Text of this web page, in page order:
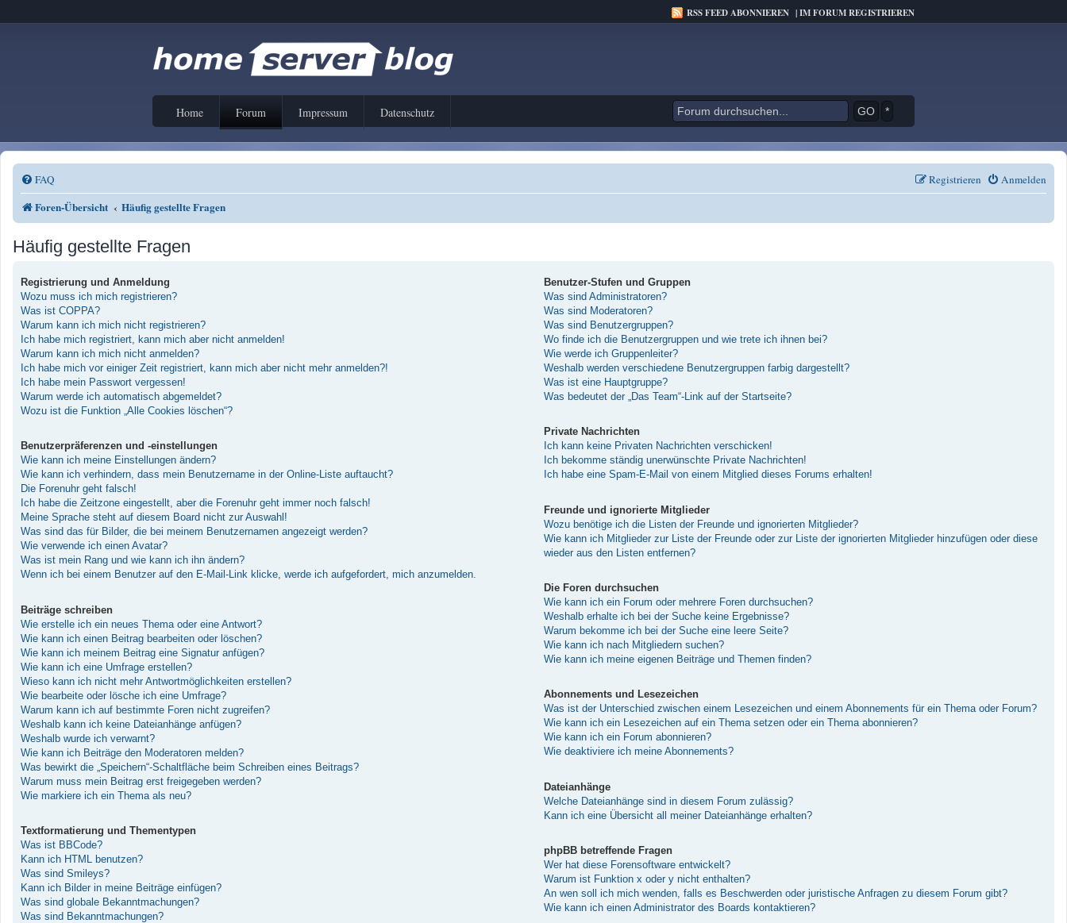
RSS FEED ABONNIEREN |IM FORUM REGISTRIEREN
Home Forum Impressum Datenschutz *
FAQ Anmelden
Registrieren
Foren-Übersicht Häufig gestellte Fragen
Häufig gestellte Fragen
Registrierung und Anmeldung
Wozu muss ich mich registrieren?
Was ist COPPA?
Warum kann ich mich nicht registrieren?
Ich habe mich registriert, kann mich aber nicht anmelden!
Warum kann ich mich nicht anmelden?
Ich habe mich vor einiger Zeit registriert, kann mich aber nicht mehr anmelden?!
Ich habe mein Passwort vergessen!
Warum werde ich automatisch abgemeldet?
Wozu ist die Funktion „Alle Cookies löschen“?
Benutzerpräferenzen und -einstellungen
Wie kann ich meine Einstellungen ändern?
Wie kann ich verhindern, dass mein Benutzername in der Online-Liste auftaucht?
Die Forenuhr geht falsch!
Ich habe die Zeitzone eingestellt, aber die Forenuhr geht immer noch falsch!
Meine Sprache steht auf diesem Board nicht zur Auswahl!
Was sind das für Bilder, die bei meinem Benutzernamen angezeigt werden?
Wie verwende ich einen Avatar?
Was ist mein Rang und wie kann ich ihn ändern?
Wenn ich bei einem Benutzer auf den E-Mail-Link klicke, werde ich aufgefordert, mich anzumelden.
Beiträge schreiben
Wie erstelle ich ein neues Thema oder eine Antwort?
Wie kann ich einen Beitrag bearbeiten oder löschen?
Wie kann ich meinem Beitrag eine Signatur anfügen?
Wie kann ich eine Umfrage erstellen?
Wieso kann ich nicht mehr Antwortmöglichkeiten erstellen?
Wie bearbeite oder lösche ich eine Umfrage?
Warum kann ich auf bestimmte Foren nicht zugreifen?
Weshalb kann ich keine Dateianhänge anfügen?
Weshalb wurde ich verwarnt?
Wie kann ich Beiträge den Moderatoren melden?
Was bewirkt die „Speichern“-Schaltfläche beim Schreiben eines Beitrags?
Warum muss mein Beitrag erst freigegeben werden?
Wie markiere ich ein Thema als neu?
Textformatierung und Thementypen
Was ist BBCode?
Kann ich HTML benutzen?
Was sind Smileys?
Kann ich Bilder in meine Beiträge einfügen?
Was sind globale Bekanntmachungen?
Was sind Bekanntmachungen?
Benutzer-Stufen und Gruppen
Was sind Administratoren?
Was sind Moderatoren?
Was sind Benutzergruppen?
Wo finde ich die Benutzergruppen und wie trete ich ihnen bei?
Wie werde ich Gruppenleiter?
Weshalb werden verschiedene Benutzergruppen farbig dargestellt?
Was ist eine Hauptgruppe?
Was bedeutet der „Das Team“-Link auf der Startseite?
Private Nachrichten
Ich kann keine Privaten Nachrichten verschicken!
Ich bekomme ständig unerwünschte Private Nachrichten!
Ich habe eine Spam-E-Mail von einem Mitglied dieses Forums erhalten!
Freunde und ignorierte Mitglieder
Wozu benötige ich die Listen der Freunde und ignorierten Mitglieder?
Wie kann ich Mitglieder zur Liste der Freunde oder zur Liste der ignorierten Mitglieder hinzufügen oder diese
wieder aus den Listen entfernen?
Die Foren durchsuchen
Wie kann ich ein Forum oder mehrere Foren durchsuchen?
Weshalb erhalte ich bei der Suche keine Ergebnisse?
Warum bekomme ich bei der Suche eine leere Seite?
Wie kann ich nach Mitgliedern suchen?
Wie kann ich meine eigenen Beiträge und Themen finden?
Abonnements und Lesezeichen
Was ist der Unterschied zwischen einem Lesezeichen und einem Abonnements für ein Thema oder Forum?
Wie kann ich ein Lesezeichen auf ein Thema setzen oder ein Thema abonnieren?
Wie kann ich ein Forum abonnieren?
Wie deaktiviere ich meine Abonnements?
Dateianhänge
Welche Dateianhänge sind in diesem Forum zulässig?
Kann ich eine Übersicht all meiner Dateianhänge erhalten?
phpBB betreffende Fragen
Wer hat diese Forensoftware entwickelt?
Warum ist Funktion x oder y nicht enthalten?
An wen soll ich mich wenden, falls es Beschwerden oder juristische Anfragen zu diesem Forum gibt?
Wie kann ich einen Administrator des Boards kontaktieren?